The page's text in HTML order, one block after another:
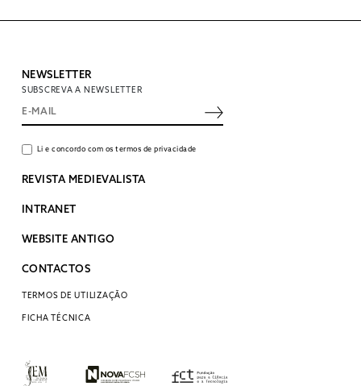
NEWSLETTER
SUBSCREVA A NEWSLETTER
Li e concordo com os termos de privacidade
REVISTA MEDIEVALISTA
INTRANET
WEBSITE ANTIGO
CONTACTOS
TERMOS DE UTILIZAÇÃO
FICHA TÉCNICA